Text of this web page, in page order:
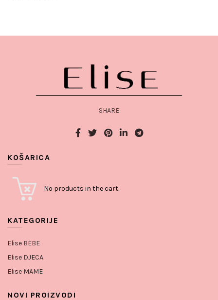
SHARE
KOŠARICA
No products in the cart.
KATEGORIJE
Elise BEBE
Elise DJECA
Elise MAME
NOVI PROIZVODI